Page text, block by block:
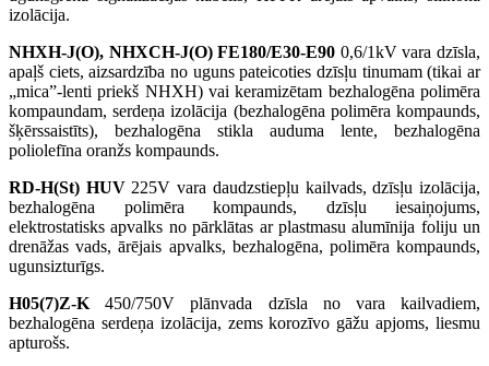
izolācija.
NHXH-J(O), NHXCH-J(O) FE180/E30-E90 0,6/1kV vara dzīsla,
apaļš ciets, aizsardzība no uguns pateicoties dzīsļu tinumam (tikai ar
„mica”-lenti priekš NHXH) vai keramizētam bezhalogēna polimēra
kompaundam, serdeņa izolācija (bezhalogēna polimēra kompaunds,
šķērssaistīts), bezhalogēna stikla auduma lente, bezhalogēna
poliolefīna oranžs kompaunds.
RD-H(St) HUV225V vara daudzstiepļu kailvads, dzīsļu izolācija,
bezhalogēna polimēra kompaunds, dzīsļu iesaiņojums,
elektrostatisks apvalks no pārklātas ar plastmasu alumīnija foliju un
drenāžas vads, ārējais apvalks, bezhalogēna, polimēra kompaunds,
ugunsizturīgs.
H05(7)Z-K 450/750V plānvada dzīsla no vara kailvadiem,
bezhalogēna serdeņa izolācija, zems korozīvo gāžu apjoms, liesmu
apturošs.